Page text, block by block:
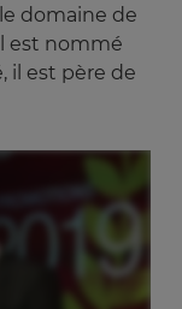
domaine de
est nommé
il est père de